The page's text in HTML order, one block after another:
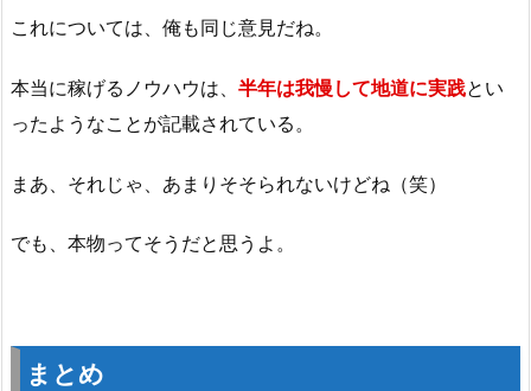
これについては、俺も同じ意見だね。
本当に稼げるノウハウは、 半年は我慢して地道に実践とい
ったようなことが記載されている。
まあ、それじゃ、あまりそそられないけどね（笑）
でも、本物ってそうだと思うよ。
まとめ